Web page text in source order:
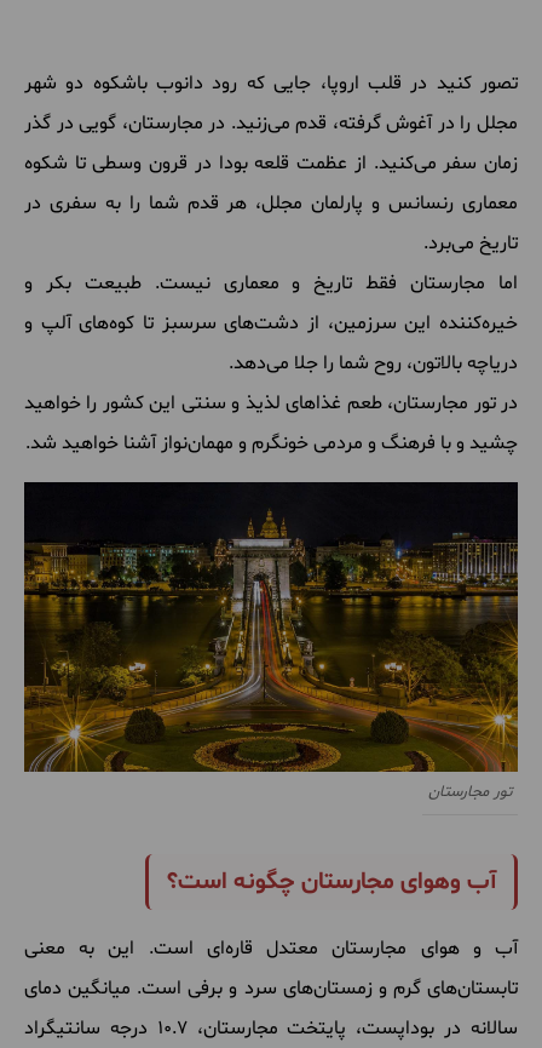
تصور کنید در قلب اروپا، جایی که رود دانوب باشکوه دو شهر
مجلل را در آغوش گرفته، قدم می‌زنید. در مجارستان، گویی در گذر
زمان سفر می‌کنید. از عظمت قلعه بودا در قرون وسطی تا شکوه
معماری رنسانس و پارلمان مجلل، هر قدم شما را به سفری در
تاریخ می‌برد.
اما مجارستان فقط تاریخ و معماری نیست. طبیعت بکر و
خیره‌کننده این سرزمین، از دشت‌های سرسبز تا کوه‌های آلپ و
دریاچه بالاتون، روح شما را جلا می‌دهد.
در تور مجارستان، طعم غذاهای لذیذ و سنتی این کشور را خواهید
چشید و با فرهنگ و مردمی خونگرم و مهمان‌نواز آشنا خواهید شد.
تور مجارستان
آب وهوای مجارستان چگونه است؟
آب و هوای مجارستان معتدل قاره‌ای است. این به معنی
تابستان‌های گرم و زمستان‌های سرد و برفی است. میانگین دمای
سالانه در بوداپست، پایتخت مجارستان، 10.7 درجه سانتیگراد